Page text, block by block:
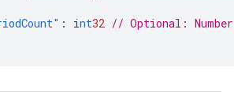
: int32 // Optional: